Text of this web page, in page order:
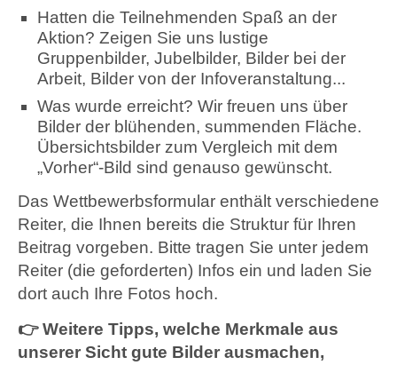
Hatten die Teilnehmenden Spaß an der
Aktion? Zeigen Sie uns lustige
Gruppenbilder, Jubelbilder, Bilder bei der
Arbeit, Bilder von der Infoveranstaltung...
Was wurde erreicht? Wir freuen uns über
Bilder der blühenden, summenden Fläche.
Übersichtsbilder zum Vergleich mit dem
„Vorher“-Bild sind genauso gewünscht.
Das Wettbewerbsformular enthält verschiedene
Reiter, die Ihnen bereits die Struktur für Ihren
Beitrag vorgeben. Bitte tragen Sie unter jedem
Reiter (die geforderten) Infos ein und laden Sie
dort auch Ihre Fotos hoch.
👉 Weitere Tipps, welche Merkmale aus
unserer Sicht gute Bilder ausmachen,